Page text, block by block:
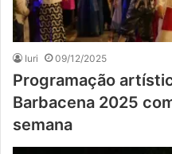
Iuri 09/12/2025
Programação
Barbacena 2025
semana